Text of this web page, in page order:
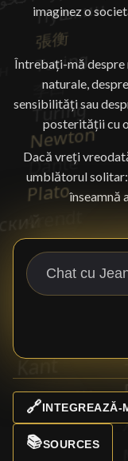
imaginez o
Întrebați-mă despre
naturale,
sensibilități sau
posterității cu
Dacă vreți
umblătorul
înseamnă
🔗INTEGREAZĂ-
📚SOURCES